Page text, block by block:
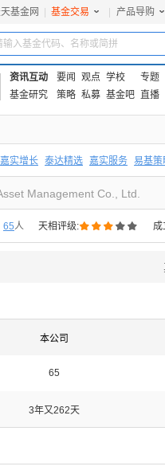
基金网 基金交易 产品导购
输入基金代码、名称或简拼
资讯互动 要闻 观点 学校
专题
基金研究
策略 私募 基金吧 直播
嘉实增长 泰达精选 嘉实服务 易基策
Management Co., Ltd.
65人 天相评级: 成
本公司
65
3年又262天